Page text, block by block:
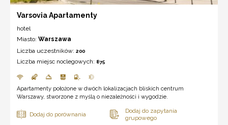
Varsovia Apartamenty
hotel
Miasto: Warszawa
Liczba uczestników: 200
Liczba miejsc noclegowych: 875
Apartamenty położone w dwóch lokalizacjach bliskich centrum
Warszawy, stworzone z myślą o niezależności i wygodzie.